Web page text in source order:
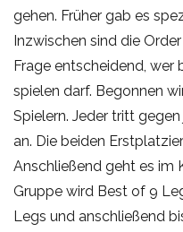
gehen. Früher gab es
Inzwischen sind die
Frage entscheidend, wer
spielen darf. Begonnen
Spielern. Jeder tritt
an. Die beiden
Anschließend geht es im
Gruppe wird Best of 9
Legs und anschließend